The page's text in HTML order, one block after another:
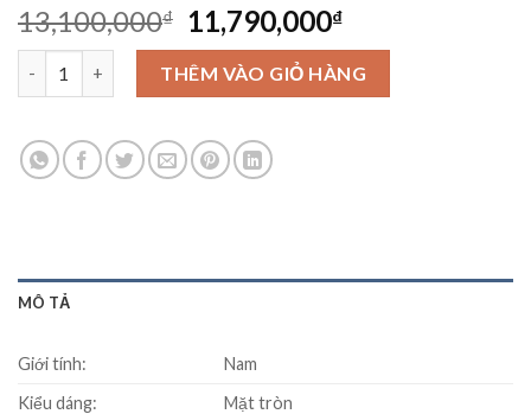
13,100,000₫
Original
price
was:
13,100,000₫.
11,790,000₫Current
price
is:
11,790,000₫.
Seiko 5 Sports SASUKE Limited Edition SRPF69K1 số lượng
THÊM VÀO GIỎ HÀNG
MÔ TẢ
Giới tính:
Nam
Kiểu dáng:
Mặt tròn